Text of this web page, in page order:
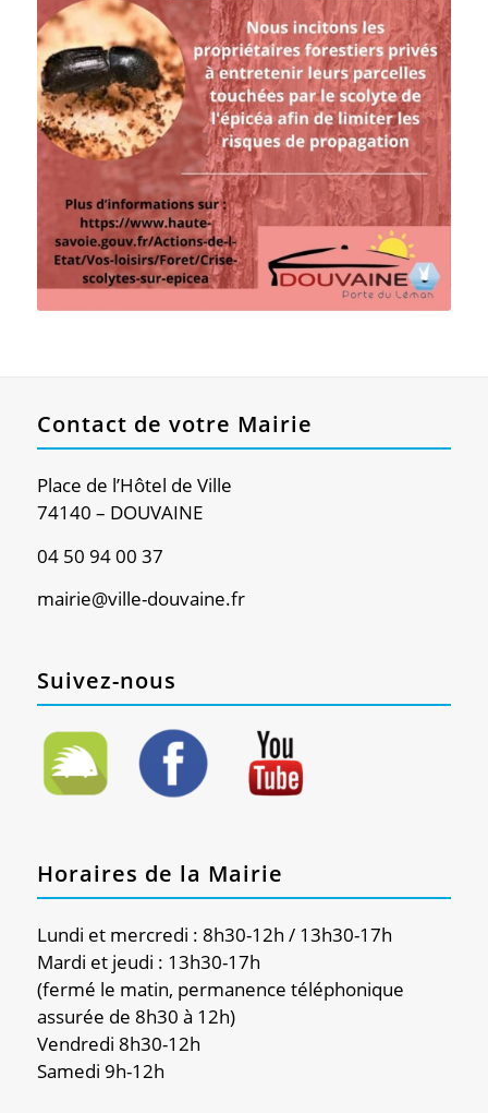
Contact de votre Mairie
Place de l’Hôtel de Ville
74140 – DOUVAINE
04 50 94 00 37
mairie@ville-douvaine.fr
Suivez-nous
Horaires de la Mairie
Lundi et mercredi : 8h30-12h / 13h30-17h
Mardi et jeudi : 13h30-17h
(fermé le matin, permanence téléphonique
assurée de 8h30 à 12h)
Vendredi 8h30-12h
Samedi 9h-12h